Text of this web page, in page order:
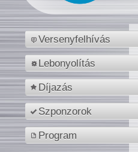
Versenyfelhívás
Lebonyolítás
Díjazás
Szponzorok
Program